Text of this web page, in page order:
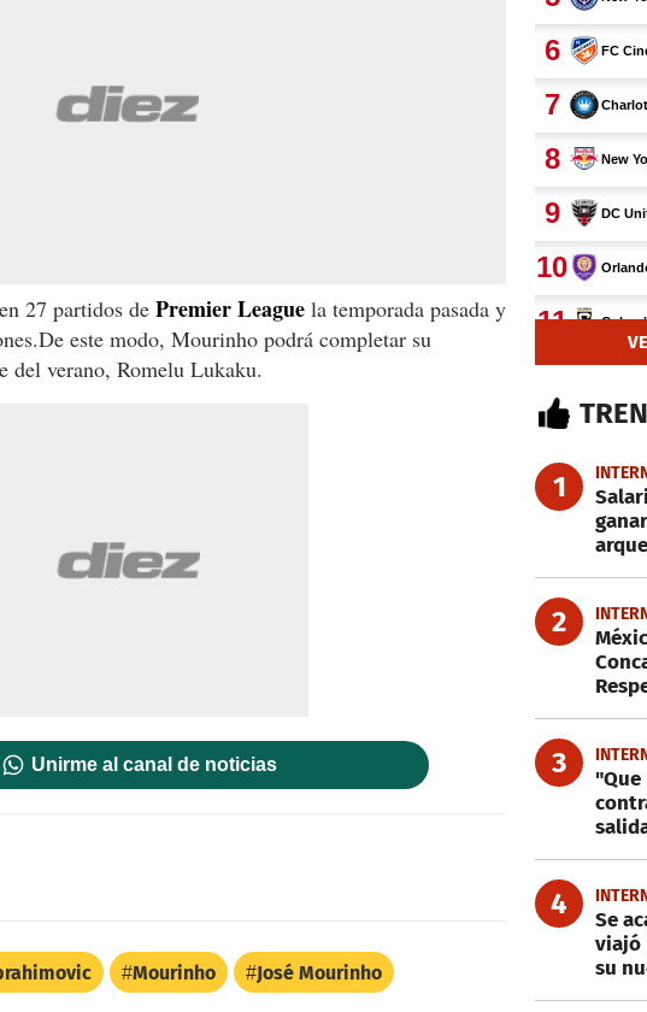
27 partidos de Premier League la temporada pasada y
este modo, Mourinho podrá completar su
del verano, Romelu Lukaku.
Unirme al canal de noticias
Mourinho José Mourinho
1
2
3
"Que
4
Se
viajó
su